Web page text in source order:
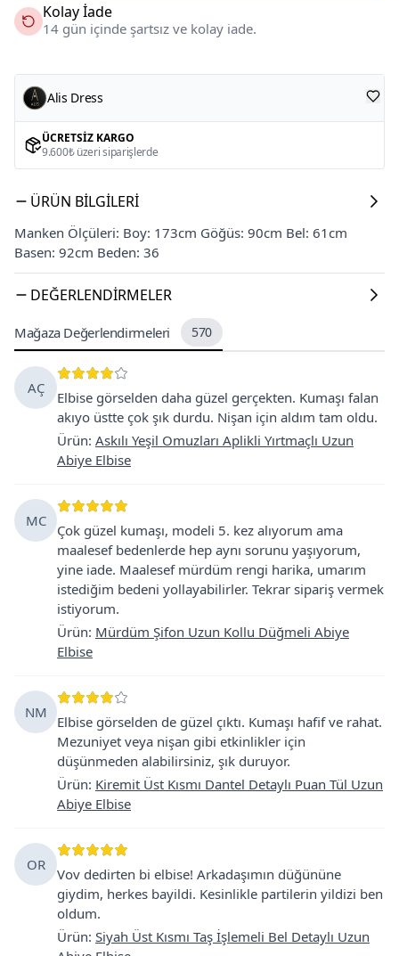
Kolay İade
14 gün içinde şartsız ve kolay iade.
Alis Dress
ÜCRETSIZ KARGO
9.600₺ üzeri siparişlerde
ÜRÜN BILGILERI
Manken Ölçüleri: Boy: 173cm Göğüs: 90cm Bel: 61cm
Basen: 92cm Beden: 36
DEĞERLENDIRMELER
Mağaza Değerlendirmeleri 570
AÇ
Elbise görselden daha güzel gerçekten. Kumaşı falan
akıyo üstte çok şık durdu. Nişan için aldım tam oldu.
Ürün: Askılı Yeşil Omuzları Aplikli Yırtmaçlı Uzun
Abiye Elbise
MC
Çok güzel kumaşı, modeli 5. kez alıyorum ama
maalesef bedenlerde hep aynı sorunu yaşıyorum,
yine iade. Maalesef mürdüm rengi harika, umarım
istediğim bedeni yollayabilirler. Tekrar sipariş vermek
istiyorum.
Ürün: Mürdüm Şifon Uzun Kollu Düğmeli Abiye
Elbise
NM
Elbise görselden de güzel çıktı. Kumaşı hafif ve rahat.
Mezuniyet veya nişan gibi etkinlikler için
düşünmeden alabilirsiniz, şık duruyor.
Ürün: Kiremit Üst Kısmı Dantel Detaylı Puan Tül Uzun
Abiye Elbise
OR
Vov dedirten bi elbise! Arkadaşımın düğününe
giydim, herkes bayildi. Kesinlikle partilerin yildizi ben
oldum.
Ürün: Siyah Üst Kısmı Taş İşlemeli Bel Detaylı Uzun